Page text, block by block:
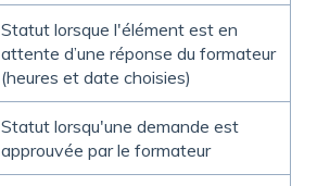
Statut lorsque l'élément est en
attente d’une réponse du formateur
(heures et date choisies)
Statut lorsqu'une demande est
approuvée par le formateur